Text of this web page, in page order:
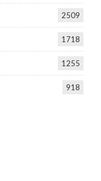
2509
1718
1255
918